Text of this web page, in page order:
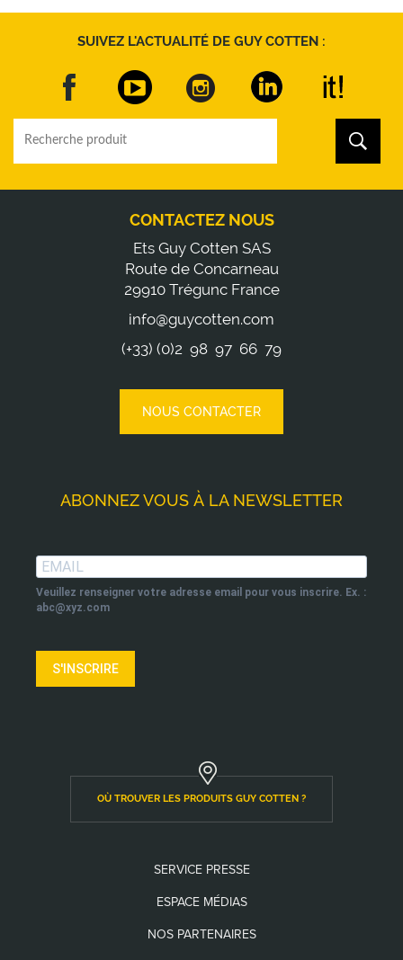
SUIVEZ L'ACTUALITÉ DE GUY COTTEN :
CONTACTEZ NOUS
Ets Guy Cotten SAS
Route de Concarneau
29910 Trégunc France
info@guycotten.com
(+33) (0)2 98 97 66 79
NOUS CONTACTER
ABONNEZ VOUS À LA NEWSLETTER
Veuillez renseigner votre adresse email pour vous inscrire. Ex. :
abc@xyz.com
S'INSCRIRE
OÙ TROUVER LES PRODUITS GUY COTTEN ?
SERVICE PRESSE
ESPACE MÉDIAS
NOS PARTENAIRES